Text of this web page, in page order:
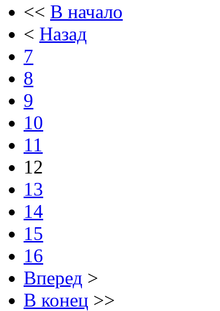
<< В начало
< Назад
7
8
9
10
11
12
13
14
15
16
Вперед >
В конец >>